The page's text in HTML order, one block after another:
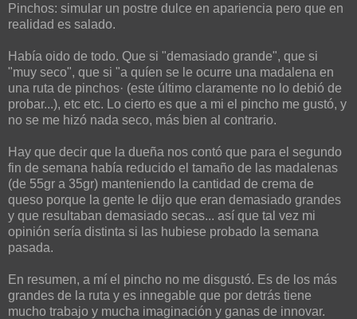
Pinchos: simular un postre dulce en apariencia pero que en
realidad es salado.
Había oido de todo. Que si "demasiado grande", que si
"muy seco", que si "a quíen se le ocurre una madalena en
una ruta de pinchos· (este último claramente no lo debió de
probar...), etc etc. Lo cierto es que a mi el pincho me gustó, y
no se me hizó nada seco, más bien al contrario.
Hay que decir que la dueña nos contó que para el segundo
fin de semana había reducido el tamaño de las madalenas
(de 55gr a 35gr) manteniendo la cantidad de crema de
queso porque la gente le dijo que eran demasiado grandes
y que resultaban demasiado secas... así que tal vez mi
opinión sería distinta si las hubiese probado la semana
pasada.
En resumen, a mí el pincho no me disgustó. Es de los más
grandes de la ruta y es innegable que por detrás tiene
mucho trabajo y mucha imaginación y ganas de innovar.